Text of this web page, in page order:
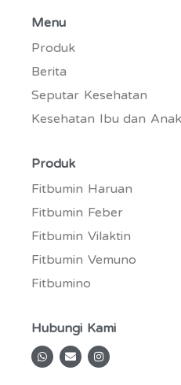
Menu
Produk
Berita
Seputar Kesehatan
Kesehatan Ibu dan Anak
Produk
Fitbumin Haruan
Fitbumin Feber
Fitbumin Vilaktin
Fitbumin Vemuno
Fitbumino
Hubungi Kami
W
h
a
E
n
v
I
n
s